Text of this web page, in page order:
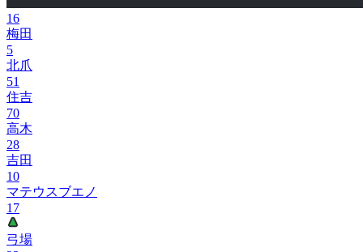
16
梅田
5
北爪
51
住吉
70
高木
28
吉田
10
マテウスブエノ
17
弓場